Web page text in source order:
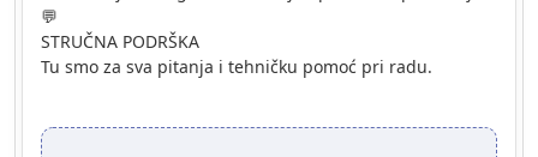
💬
STRUČNA PODRŠKA
Tu smo za sva pitanja i tehničku pomoć pri radu.